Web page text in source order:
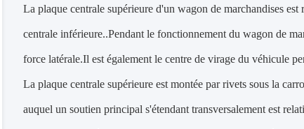
La plaque centrale supérieure d'un wagon de marchandises
centrale inférieure..Pendant le fonctionnement du wagon de
force latérale.Il est également le centre de virage du véhicule
La plaque centrale supérieure est montée par rivets sous la
auquel un soutien principal s'étendant transversalement est